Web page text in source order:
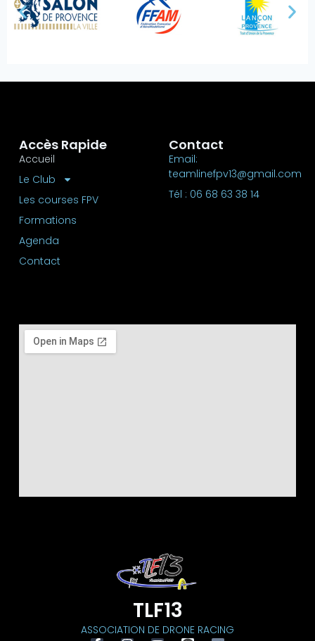
TLF13
ASSOCIATION DE DRONE RACING
Accès Rapide
Accueil
Le Club
Les courses FPV
Formations
Agenda
Contact
Contact
Email:
teamlinefpv13@gmail.com
Tél : 06 68 63 38 14